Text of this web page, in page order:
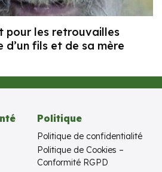
pour les retrouvailles
d’un fils et de sa mère
Politique
Politique de confidentialité
Politique de Cookies –
Conformité RGPD